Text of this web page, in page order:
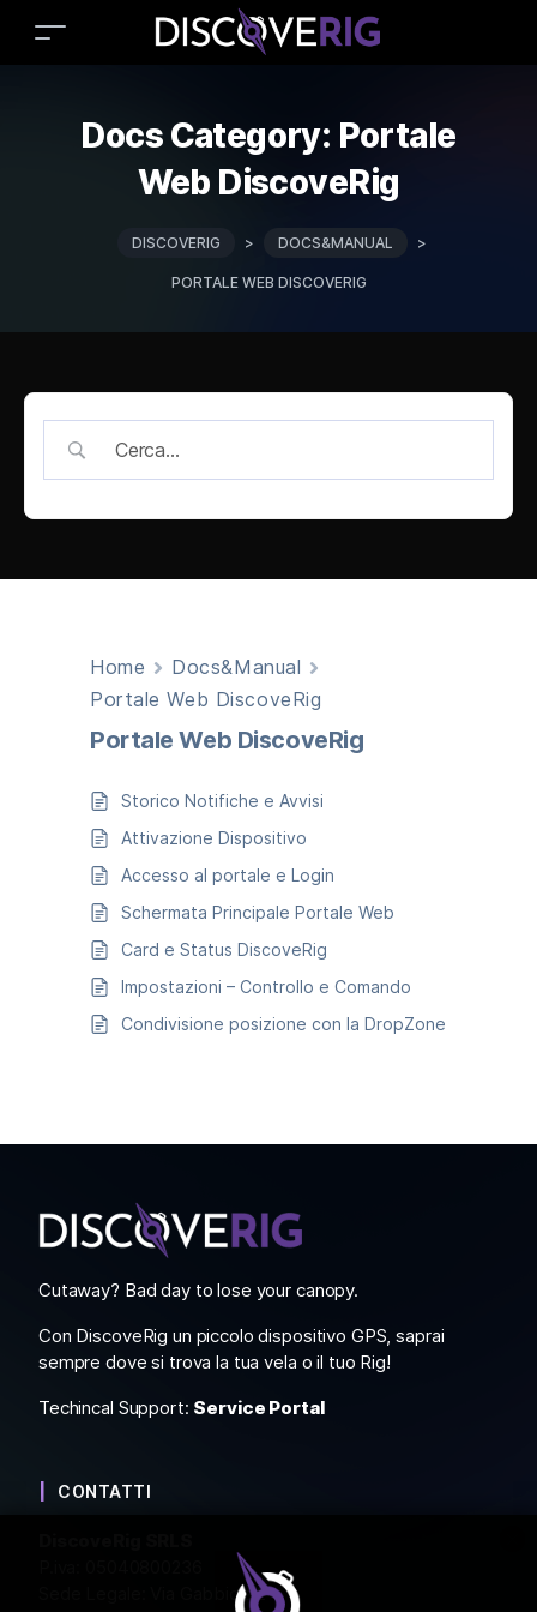
Docs Category: Portale
Web DiscoveRig
DISCOVERIG > DOCS&MANUAL >
PORTALE WEB DISCOVERIG
Home
Docs&Manual
Portale Web DiscoveRig
Portale Web DiscoveRig
Storico Notifiche e Avvisi
Attivazione Dispositivo
Accesso al portale e Login
Schermata Principale Portale Web
Card e Status DiscoveRig
Impostazioni – Controllo e Comando
Condivisione posizione con la DropZone
Cutaway? Bad day to lose your canopy.
Con DiscoveRig un piccolo dispositivo GPS, saprai
sempre dove si trova la tua vela o il tuo Rig!
Techincal Support: Service Portal
CONTATTI
Sede Legale: Via Gabbiola 2